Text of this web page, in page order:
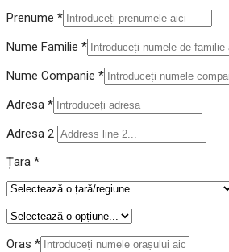
Prenume *
Nume Familie *
Nume Companie *
Adresa *
Adresa 2
Țara *
Oras *